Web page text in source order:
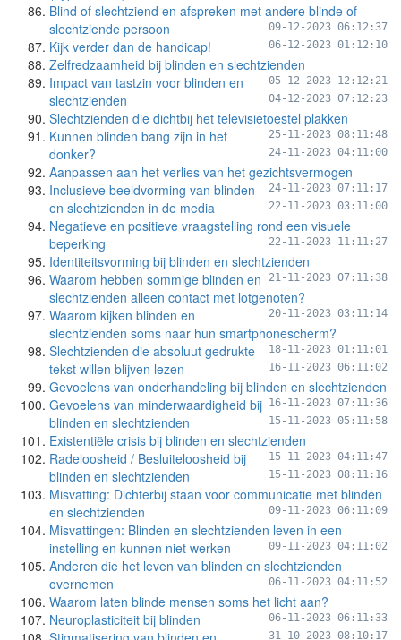
Blind of slechtziend en afspreken met andere blinde of
slechtziende persoon
09-12-2023 06:12:37
Kijk verder dan de handicap! 06-12-2023 01:12:10
Zelfredzaamheid bij blinden en slechtzienden
05-12-2023 12:12:21
Impact van tastzin voor blinden en
slechtzienden
04-12-2023 07:12:23
Slechtzienden die dichtbij het televisietoestel plakken
25-11-2023 08:11:48
Kunnen blinden bang zijn in het
donker?
24-11-2023 04:11:00
Aanpassen aan het verlies van het gezichtsvermogen
24-11-2023 07:11:17
Inclusieve beeldvorming van blinden
en slechtzienden in de media
22-11-2023 03:11:00
Negatieve en positieve vraagstelling rond een visuele
beperking
22-11-2023 11:11:27
Identiteitsvorming bij blinden en slechtzienden
21-11-2023 07:11:38
Waarom hebben sommige blinden en
slechtzienden alleen contact met lotgenoten?
20-11-2023 03:11:14
Waarom kijken blinden en
slechtzienden soms naar hun smartphonescherm?
18-11-2023 01:11:01
Slechtzienden die absoluut gedrukte
tekst willen blijven lezen
16-11-2023 06:11:02
Gevoelens van onderhandeling bij blinden en slechtzienden
16-11-2023 07:11:36
Gevoelens van minderwaardigheid bij
blinden en slechtzienden
15-11-2023 05:11:58
Existentiële crisis bij blinden en slechtzienden
15-11-2023 04:11:47
Radeloosheid / Besluiteloosheid bij
blinden en slechtzienden
15-11-2023 08:11:16
Misvatting: Dichterbij staan voor communicatie met blinden
en slechtzienden
09-11-2023 06:11:09
Misvattingen: Blinden en slechtzienden leven in een
instelling en kunnen niet werken
09-11-2023 04:11:02
Anderen die het leven van blinden en slechtzienden
overnemen
06-11-2023 04:11:52
Waarom laten blinde mensen soms het licht aan?
06-11-2023 06:11:33
Neuroplasticiteit bij blinden
31-10-2023 08:10:17